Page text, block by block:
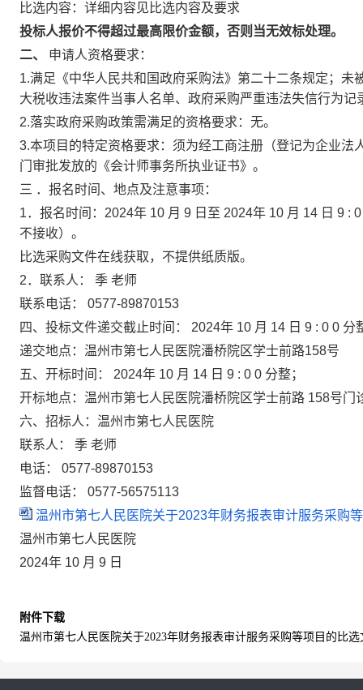
比选内容：详细内容见比选内容及要求
投标人报价不得超过最高限价金额，否则当无效标处理。
二、 申请人资格要求：
1.满足《中华人民共和国政府采购法》第二十二条规定；未
大税收违法案件当事人名单、政府采购严重违法失信行为记
2.落实政府采购政策需满足的资格要求：无。
3.本项目的特定资格要求：须为经工商注册（登记为企业
门审批发放的《会计师事务所执业证书》。
三 ．报名时间、地点及注意事项：
1．报名时间：2024年 10 月 9 日至 2024年 10 月 14 日 9 :
不接收）。
比选采购文件在线获取，不提供纸质版。
2．联系人： 季 老师
联系电话： 0577-89870153
四、投标文件递交截止时间： 2024年 10 月 14 日 9 : 0 0 分
递交地点：温州市第七人民医院潘桥院区学士前路158号
五、开标时间： 2024年 10 月 14 日 9 : 0 0 分整；
开标地点：温州市第七人民医院潘桥院区学士前路 158号门
六、招标人：温州市第七人民医院
联系人： 季 老师
电话： 0577-89870153
监督电话： 0577-56575113
温州市第七人民医院关于2023年财务报表审计服务采购
温州市第七人民医院
2024年 10 月 9 日
附件下载
温州市第七人民医院关于2023年财务报表审计服务采购等项目的比